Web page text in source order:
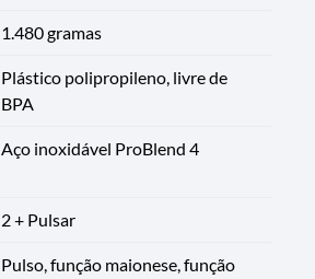
1.480 gramas
Plástico polipropileno, livre de
BPA
Aço inoxidável ProBlend 4
2 + Pulsar
Pulso, função maionese, função